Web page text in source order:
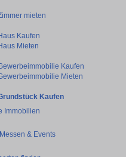
mieten
Kaufen
Mieten
Kaufen
Mieten
Kaufen
Immobilien
Messen & Events